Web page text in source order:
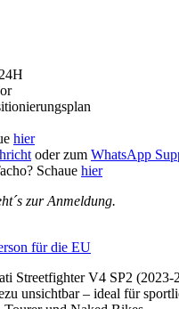
hier
oder zum WhatsApp
Schaue hier
zur Anmeldung.
für die EU
Streetfighter V4 SP2
unsichtbar – ideal für